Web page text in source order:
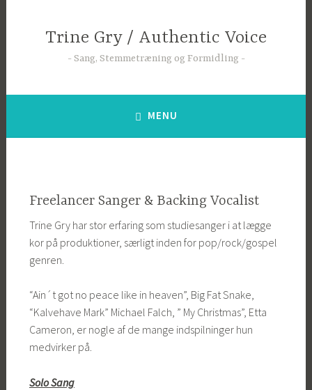
Trine Gry / Authentic Voice
Sang, Stemmetræning og Formidling
MENU
Freelancer Sanger & Backing Vocalist
Trine Gry har stor erfaring som studiesanger i at lægge
kor på produktioner, særligt inden for pop/rock/gospel
genren.
“Ain´t got no peace like in heaven”, Big Fat Snake,
“Kalvehave Mark” Michael Falch, ” My Christmas”, Etta
Cameron, er nogle af de mange indspilninger hun
medvirker på.
Solo Sang